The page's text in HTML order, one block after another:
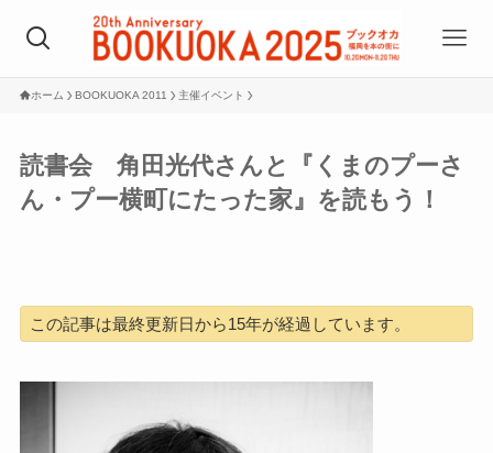
ホーム BOOKUOKA 2011 主催イベント
読書会 角田光代さんと『くまのプーさ
ん・プー横町にたった家』を読もう！
この記事は最終更新日から15年が経過しています。